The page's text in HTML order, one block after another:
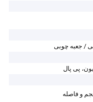
/ جعبه چوبی
و فاصله